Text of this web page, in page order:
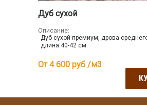
Дуб сухой
Описание:
Дуб сухой премиум, дрова
длина 40-42 см.
От 4 600 руб /м3